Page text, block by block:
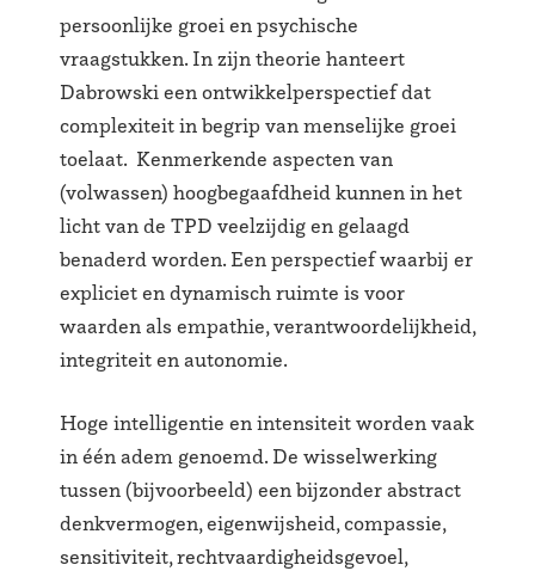
persoonlijke groei en psychische
vraagstukken. In zijn theorie hanteert
Dabrowski een ontwikkelperspectief dat
complexiteit in begrip van menselijke groei
toelaat. Kenmerkende aspecten van
(volwassen) hoogbegaafdheid kunnen in het
licht van de TPD veelzijdig en gelaagd
benaderd worden. Een perspectief waarbij er
expliciet en dynamisch ruimte is voor
waarden als empathie, verantwoordelijkheid,
integriteit en autonomie.
Hoge intelligentie en intensiteit worden vaak
in één adem genoemd. De wisselwerking
tussen (bijvoorbeeld) een bijzonder abstract
denkvermogen, eigenwijsheid, compassie,
sensitiviteit, rechtvaardigheidsgevoel,